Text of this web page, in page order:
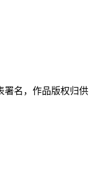
署名，作品版权归供